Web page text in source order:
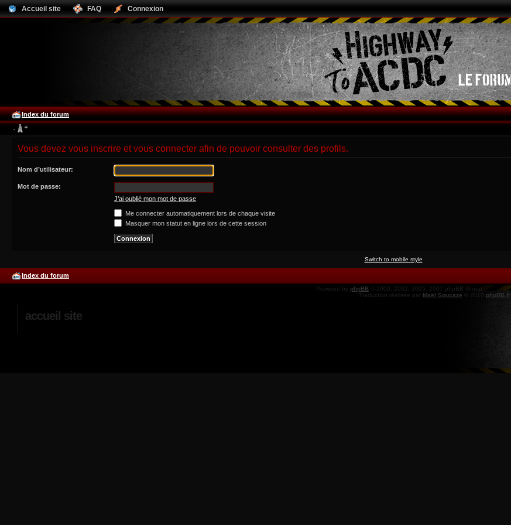
Accueil site FAQ Connexion
Index du forum
Vous devez vous inscrire et vous connecter afin de pouvoir consulter des profils.
Nom d’utilisateur:
Mot de passe:
J’ai oublié mon mot de passe
Me connecter automatiquement lors de chaque visite
Masquer mon statut en ligne lors de cette session
Switch to mobile style
Index du forum
Powered by phpBB © 2000, 2002, 2005, 2007 phpBB Group
Traduction réalisée par Maël Soucaze © 2010 phpBB.fr
accueil site